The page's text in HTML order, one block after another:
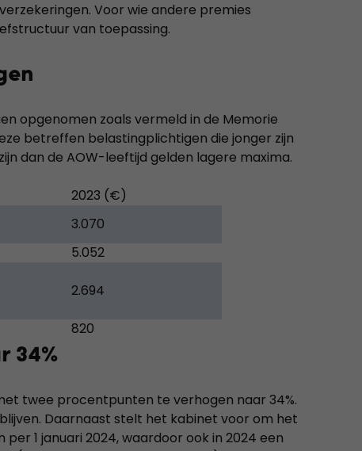
Voor wie andere premies
van toepassing.
opgenomen zoals vermeld in de Memorie
betreffen belastingplichtigen die jonger zijn
dan de AOW-leeftijd gelden lagere maxima.
2023 (€)
3.070
5.052
2.694
820
34%
twee procentpunten te verhogen naar 34%.
Daarnaast stelt het kabinet voor om het
1 januari 2024, waardoor ook in 2024 een